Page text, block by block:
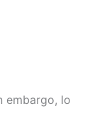
embargo, lo